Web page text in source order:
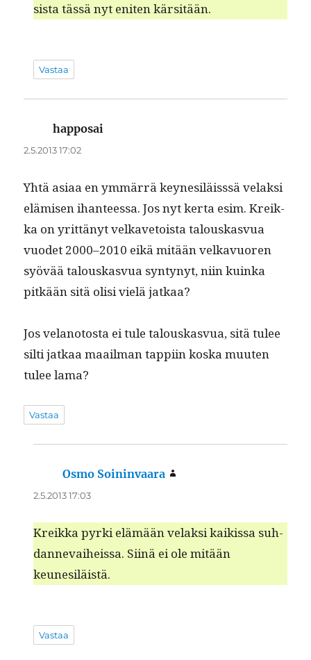
sista tässä nyt eniten kärsitään.
Vastaa
happosai
2.5.2013 17:02
Yhtä asi­aa en ymmär­rä key­ne­siläisssä velak­si
elämisen ihanteessa. Jos nyt ker­ta esim. Kreik­
ka on yrit­tänyt velka­ve­toista talouskasvua
vuodet 2000–2010 eikä mitään velka­vuoren
syövää talouskasvua syn­tynyt, niin kuin­ka
pitkään sitä olisi vielä jatkaa?
Jos velan­oto­s­ta ei tule talouskasvua, sitä tulee
silti jatkaa maail­man tap­pi­in kos­ka muuten
tulee lama?
Vastaa
Osmo Soininvaara
2.5.2013 17:03
Kreik­ka pyr­ki elämään velak­si kaikissa suh­
dan­nevai­heis­sa. Siinä ei ole mitään
keunesiläistä.
Vastaa